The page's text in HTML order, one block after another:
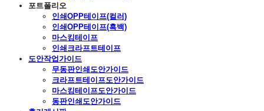
포트폴리오
인쇄OPP테이프(컬러)
인쇄OPP테이프(흑백)
마스킹테이프
인쇄크라프트테이프
도안작업가이드
무동판인쇄도안가이드
크라프트테이프도안가이드
마스킹테이프도안가이드
동판인쇄도안가이드